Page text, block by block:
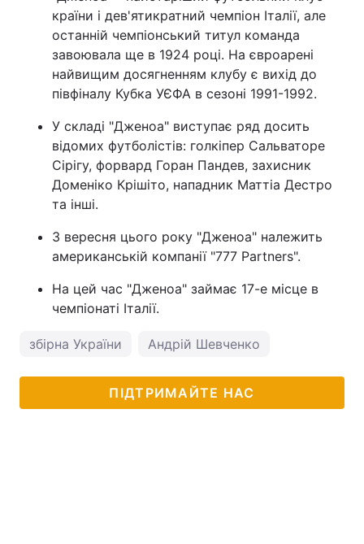
країни і дев'ятикратний чемпіон Італії, але
останній чемпіонський титул команда
завоювала ще в 1924 році. На євроарені
найвищим досягненням клубу є вихід до
півфіналу Кубка УЄФА в сезоні 1991-1992.
У складі "Дженоа" виступає ряд досить
відомих футболістів: голкіпер Сальваторе
Сірігу, форвард Горан Пандев, захисник
Доменіко Крішіто, нападник Маттіа Дестро
та інші.
З вересня цього року "Дженоа" належить
американській компанії "777 Partners".
На цей час "Дженоа" займає 17-е місце в
чемпіонаті Італії.
збірна України Андрій Шевченко
ПІДТРИМАЙТЕ НАС